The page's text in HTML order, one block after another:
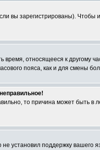
вы зарегистрированы). Чтобы
относящееся к другому
пояса, как и для смены
то причина может быть
не установил поддержку